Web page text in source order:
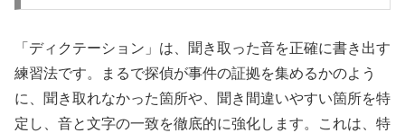
「ディクテーション」は、聞き取った音を正確に書き出す
練習法です。まるで探偵が事件の証拠を集めるかのよう
に、聞き取れなかった箇所や、聞き間違いやすい箇所を特
定し、音と文字の一致を徹底的に強化します。これは、特